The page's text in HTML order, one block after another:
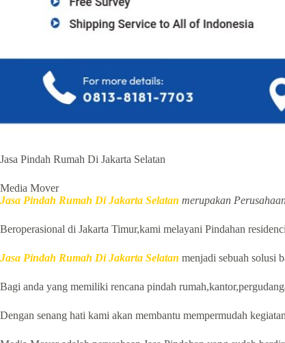
Jasa Pindah Rumah Di Jakarta Selatan
Media Mover
Jasa Pindah Rumah Di Jakarta Selatan merupakan
Beroperasional di Jakarta Timur,kami melayani Pindahan
Jasa Pindah Rumah Di Jakarta Selatan menjadi sebuah solusi
Bagi anda yang memiliki rencana pindah
Dengan senang hati kami akan membantu mempermudah